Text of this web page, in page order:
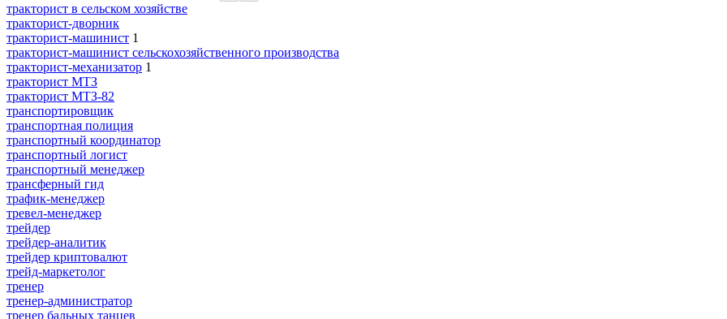
тракторист в сельском хозяйстве
тракторист-дворник
тракторист-машинист 1
тракторист-машинист сельскохозяйственного производства
тракторист-механизатор 1
тракторист МТЗ
тракторист МТЗ-82
транспортировщик
транспортная полиция
транспортный координатор
транспортный логист
транспортный менеджер
трансферный гид
трафик-менеджер
тревел-менеджер
трейдер
трейдер-аналитик
трейдер криптовалют
трейд-маркетолог
тренер
тренер-администратор
тренер бальных танцев